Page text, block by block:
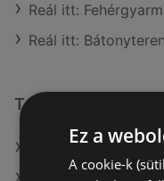
Reál itt:
Reál itt:
További linkek
A(z) Reál ajánlatai
Ez a
A cookie-k